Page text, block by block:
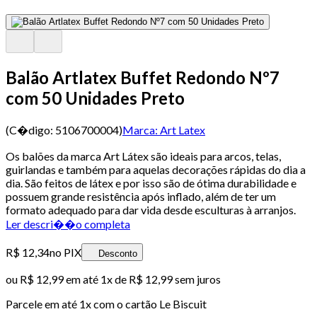
Balão Artlatex Buffet Redondo Nº7
com 50 Unidades Preto
(C�digo: 5106700004)Marca: Art Latex
Os balões da marca Art Látex são ideais para arcos, telas,
guirlandas e também para aquelas decorações rápidas do dia a
dia. São feitos de látex e por isso são de ótima durabilidade e
possuem grande resistência após inflado, além de ter um
formato adequado para dar vida desde esculturas à arranjos.
Ler descri��o completa
R$ 12,34no PIX Desconto
ou R$ 12,99em até 1x de R$ 12,99sem juros
Parcele em até 1x com o cartão Le Biscuit